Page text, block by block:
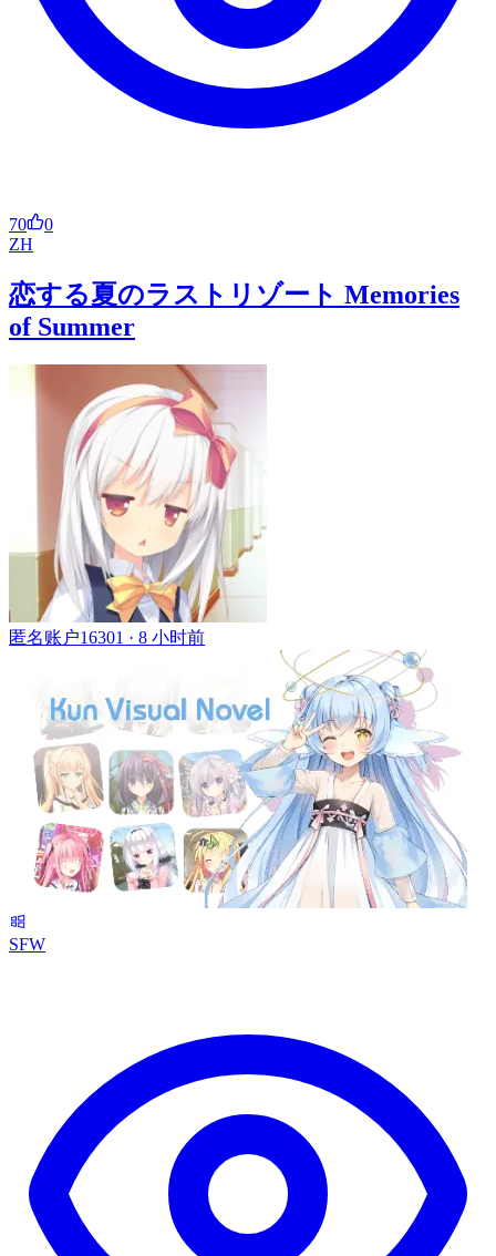
70
0
ZH
恋する夏のラストリゾート Memories
of Summer
匿名账户16301 · 8 小时前
SFW